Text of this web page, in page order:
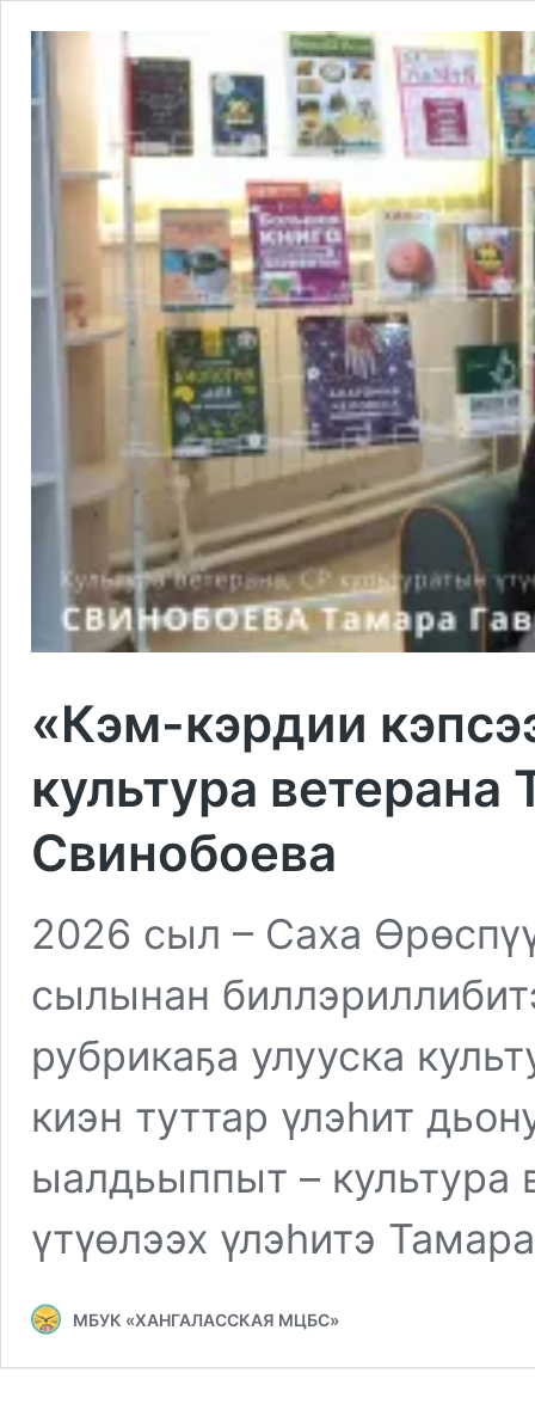
«Кэм-кэрдии
культура ветерана
Свинобоева
2026 сыл – Саха
сылынан
рубрикаҕа улууска
киэн туттар үлэһит
ыалдьыппыт – культура
үтүөлээх үлэһитэ
МБУК «ХАНГАЛАССКАЯ МЦБС»